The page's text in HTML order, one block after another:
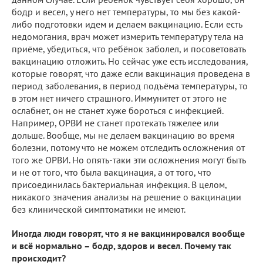
бодр и весел, у него нет температуры, то мы без какой-
либо подготовки идем и делаем вакцинацию. Если есть
недомогания, врач может измерить температуру тела на
приёме, убедиться, что ребёнок заболел, и посоветовать
вакцинацию отложить. Но сейчас уже есть исследования,
которые говорят, что даже если вакцинация проведена в
период заболевания, в период подъёма температуры, то
в этом нет ничего страшного. Иммунитет от этого не
ослабнет, он не станет хуже бороться с инфекцией.
Например, ОРВИ не станет протекать тяжелее или
дольше. Вообще, мы не делаем вакцинацию во время
болезни, потому что не можем отследить осложнения от
того же ОРВИ. Но опять-таки эти осложнения могут быть
и не от того, что была вакцинация, а от того, что
присоединилась бактериальная инфекция. В целом,
никакого значения анализы на решение о вакцинации
без клинической симптоматики не имеют.
Иногда люди говорят, что я не вакцинировался вообще
и всё нормально – бодр, здоров и весел. Почему так
происходит?